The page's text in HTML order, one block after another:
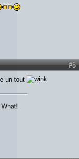
#5
un tout